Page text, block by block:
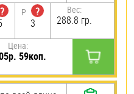
?
P
?
3
Вес:
288.8 гр.
Цена:
59коп.